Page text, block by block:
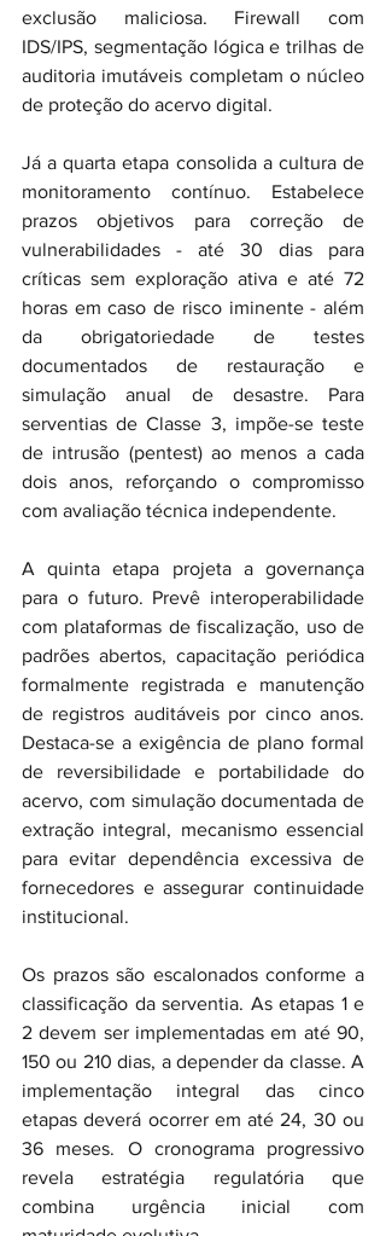
exclusão maliciosa. Firewall com
IDS/IPS, segmentação lógica e trilhas de
auditoria imutáveis completam o núcleo
de proteção do acervo digital.
Já a quarta etapa consolida a cultura de
monitoramento contínuo. Estabelece
prazos objetivos para correção de
vulnerabilidades - até 30 dias para
críticas sem exploração ativa e até 72
horas em caso de risco iminente - além
da obrigatoriedade de testes
documentados de restauração e
simulação anual de desastre. Para
serventias de Classe 3, impõe-se teste
de intrusão (pentest) ao menos a cada
dois anos, reforçando o compromisso
com avaliação técnica independente.
A quinta etapa projeta a governança
para o futuro. Prevê interoperabilidade
com plataformas de fiscalização, uso de
padrões abertos, capacitação periódica
formalmente registrada e manutenção
de registros auditáveis por cinco anos.
Destaca-se a exigência de plano formal
de reversibilidade e portabilidade do
acervo, com simulação documentada de
extração integral, mecanismo essencial
para evitar dependência excessiva de
fornecedores e assegurar continuidade
institucional.
Os prazos são escalonados conforme a
classificação da serventia. As etapas 1 e
2 devem ser implementadas em até 90,
150 ou 210 dias, a depender da classe. A
implementação integral das cinco
etapas deverá ocorrer em até 24, 30 ou
36 meses. O cronograma progressivo
revela estratégia regulatória que
combina urgência inicial com